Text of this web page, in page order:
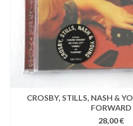
CROSBY, STILLS, NASH &
FORWARD
28,00€